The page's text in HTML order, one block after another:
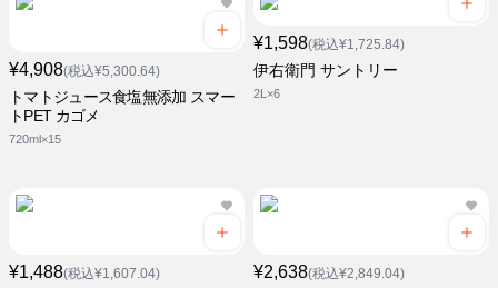
¥4,908(税込¥5,300.64)
トマトジュース食塩無添加 スマー
トPET カゴメ
720ml×15
¥1,598(税込¥1,725.84)
伊右衛門 サントリー
2L×6
¥1,488(税込¥1,607.04) ¥2,638(税込¥2,849.04)